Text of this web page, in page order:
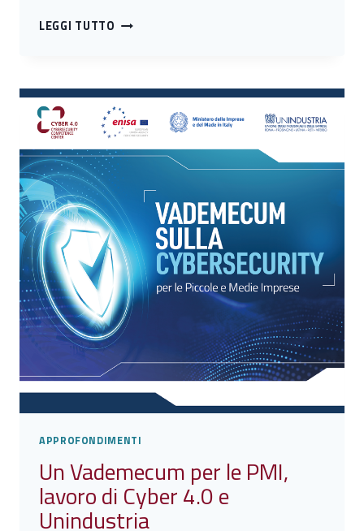
LEGGI TUTTO QUALI
CYBERSECURITY
PRESENTI
NEI
CAPITOLATI
DI
GARA?
ONLINE
IL
REPORT
APPROFONDIMENTI
Un Vademecum per le PMI,
lavoro di Cyber 4.0 e
Unindustria